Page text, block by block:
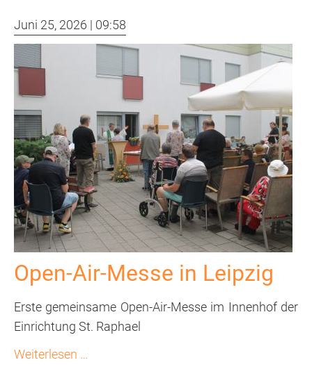
(AWG)
Wohnen
was
noch...?!
Herzenssache
Bewusst
leben
3/2026
Juni 25, 2026 | 09:58
Open-Air-Messe in Leipzig
Erste gemeinsame Open-Air-Messe im Innenhof der
Einrichtung St. Raphael
Weiterlesen …